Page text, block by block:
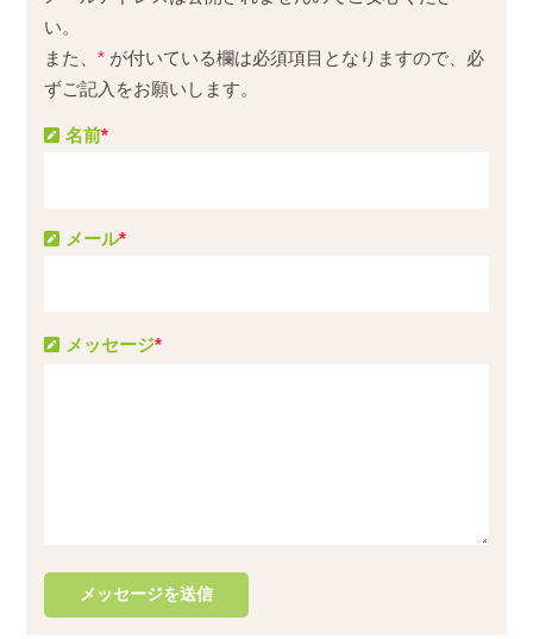
い。
また、* が付いている欄は必須項目となりますので、必
ずご記入をお願いします。
メッセージ*
名前*
メール*